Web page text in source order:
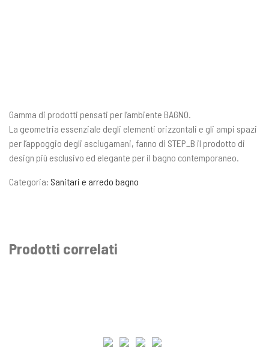
Gamma di prodotti pensati per l’ambiente BAGNO.
La geometria essenziale degli elementi orizzontali e gli ampi spazi
per l’appoggio degli asciugamani, fanno di STEP_B il prodotto di
design più esclusivo ed elegante per il bagno contemporaneo.
Categoria: Sanitari e arredo bagno
Prodotti correlati